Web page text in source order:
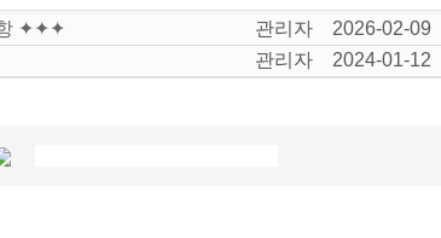
✦✦✦ 관리자 2026-02-09
관리자 2024-01-12